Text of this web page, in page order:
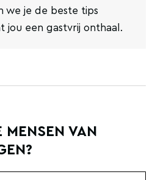
we je de beste tips
jou een gastvrij onthaal.
VAN